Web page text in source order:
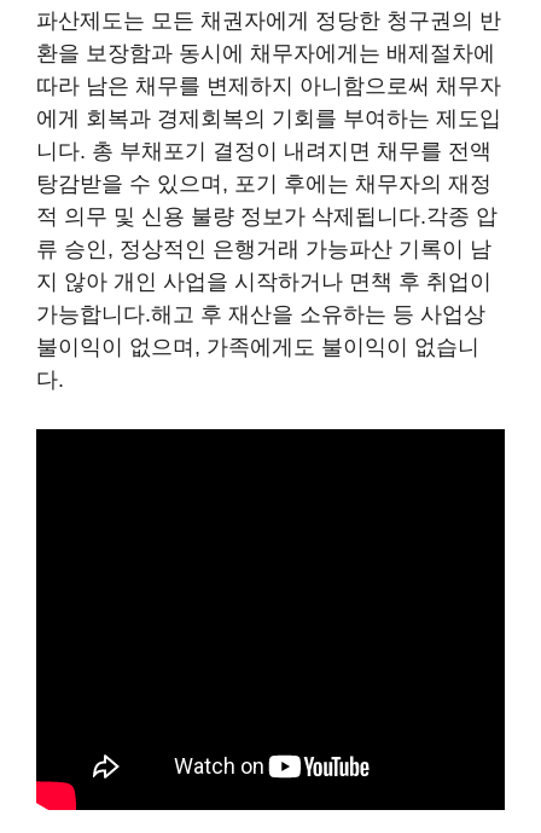
파산제도는 모든 채권자에게 정당한 청구권의 반
환을 보장함과 동시에 채무자에게는 배제절차에
따라 남은 채무를 변제하지 아니함으로써 채무자
에게 회복과 경제회복의 기회를 부여하는 제도입
니다. 총 부채포기 결정이 내려지면 채무를 전액
탕감받을 수 있으며, 포기 후에는 채무자의 재정
적 의무 및 신용 불량 정보가 삭제됩니다.각종 압
류 승인, 정상적인 은행거래 가능파산 기록이 남
지 않아 개인 사업을 시작하거나 면책 후 취업이
가능합니다.해고 후 재산을 소유하는 등 사업상
불이익이 없으며, 가족에게도 불이익이 없습니
다.